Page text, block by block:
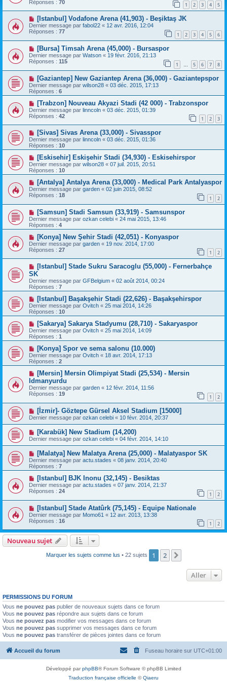
Réponses : 70 1 2 3 4 5
[Istanbul] Vodafone Arena (41,903) - Beşiktaş JK
Dernier message par fabol22 « 12 avr. 2016, 12:04
Réponses : 77 1 2 3 4 5 6
[Bursa] Timsah Arena (45,000) - Bursaspor
Dernier message par Watson « 19 févr. 2016, 21:13
Réponses : 115 1 … 5 6 7 8
[Gaziantep] New Gaziantep Arena (36,000) - Gaziantepspor
Dernier message par wilson28 « 03 déc. 2015, 17:13
Réponses : 6
[Trabzon] Nouveau Akyazi Stadi (42 000) - Trabzonspor
Dernier message par linncoln « 03 déc. 2015, 01:39
Réponses : 42 1 2 3
[Sivas] Sivas Arena (33,000) - Sivasspor
Dernier message par linncoln « 03 déc. 2015, 01:36
Réponses : 10
[Eskisehir] Eskişehir Stadi (34,930) - Eskisehirspor
Dernier message par wilson28 « 07 juil. 2015, 20:51
Réponses : 10
[Antalya] Antalya Arena (33,000) - Medical Park Antalyaspor
Dernier message par garden « 02 juin 2015, 08:52
Réponses : 18 1 2
[Samsun] Stadi Samsun (33,919) - Samsunspor
Dernier message par ozkan celebi « 24 mai 2015, 13:46
Réponses : 4
[Konya] New Şehir Stadi (42,051) - Konyaspor
Dernier message par garden « 19 nov. 2014, 17:00
Réponses : 27 1 2
[Istanbul] Stade Sukru Saracoglu (55,000) - Fernerbahçe
SK
Dernier message par GFBelgium « 02 août 2014, 00:24
Réponses : 7
[Istanbul] Başakşehir Stadi (22,626) - Başakşehirspor
Dernier message par Ovitch « 25 mai 2014, 14:26
Réponses : 10
[Sakarya] Sakarya Stadyumu (28,710) - Sakaryaspor
Dernier message par Ovitch « 25 mai 2014, 14:09
Réponses : 1
[Konya] Spor ve sema salonu (10.000)
Dernier message par Ovitch « 18 avr. 2014, 17:13
Réponses : 2
[Mersin] Mersin Olimpiyat Stadi (25,534) - Mersin
Idmanyurdu
Dernier message par garden « 12 févr. 2014, 11:56
Réponses : 19 1 2
[İzmir]- Göztepe Gürsel Aksel Stadium [15000]
Dernier message par ozkan celebi « 10 févr. 2014, 20:37
[Karabük] New Stadium (14,200)
Dernier message par ozkan celebi « 04 févr. 2014, 14:10
[Malatya] New Malatya Arena (25,000) - Malatyaspor SK
Dernier message par actu.stades « 08 janv. 2014, 20:40
Réponses : 7
[Istanbul] BJK Inonu (32,145) - Besiktas
Dernier message par actu.stades « 07 janv. 2014, 21:37
Réponses : 24 1 2
[Istanbul] Stade Atatûrk (75,145) - Equipe Nationale
Dernier message par Momo61 « 12 avr. 2013, 13:38
Réponses : 16 1 2
Nouveau sujet
Marquer les sujets comme lus • 22 sujets 1 2
Aller
PERMISSIONS DU FORUM
Vous ne pouvez pas publier de nouveaux sujets dans ce forum
Vous ne pouvez pas répondre aux sujets dans ce forum
Vous ne pouvez pas modifier vos messages dans ce forum
Vous ne pouvez pas supprimer vos messages dans ce forum
Vous ne pouvez pas transférer de pièces jointes dans ce forum
Accueil du forum Fuseau horaire sur UTC+01:00
Développé parphpBB® Forum Software © phpBB Limited
Traduction française officielle ©Qiaeru